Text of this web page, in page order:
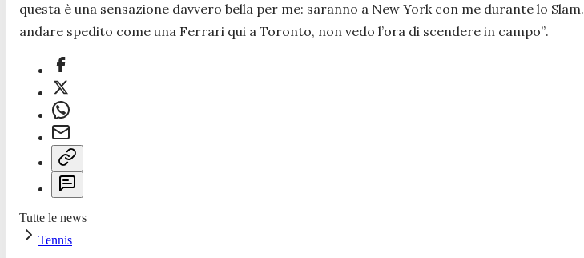
questa è una sensazione davvero bella per me: saranno a New York con me durante lo Slam.
andare spedito come una Ferrari qui a Toronto, non vedo l’ora di scendere in campo”.
Tutte le news
Tennis